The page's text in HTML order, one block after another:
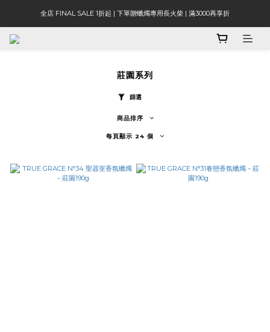
全店 FINAL SALE 1折起 | 下單贈蠟燭專用長火柴 | 滿3000再享折
莊園系列
篩選
商品排序
每頁顯示 24 個